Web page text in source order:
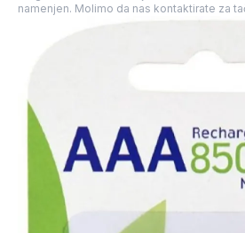
namenjen. Molimo da nas kontaktirate za